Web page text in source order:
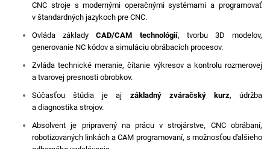
CNC stroje s modernými operačnými systémami a programovať
v štandardných jazykoch pre CNC.
Ovláda základyCAD/CAM technológií, tvorbu 3D modelov,
generovanie NC kódov a simuláciu obrábacích procesov.
Zvláda technické meranie, čítanie výkresov a kontrolu rozmerovej
a tvarovej presnosti obrobkov.
Súčasťou štúdia je aj základný zváračský kurz, údržba
a diagnostika strojov.
Absolvent je pripravený na prácu v strojárstve, CNC obrábaní,
robotizovaných linkách a CAM programovaní, s možnosťou ďalšieho